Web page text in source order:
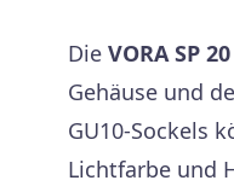
Die VORA SP
Gehäuse und
GU10-Sockels
Lichtfarbe und